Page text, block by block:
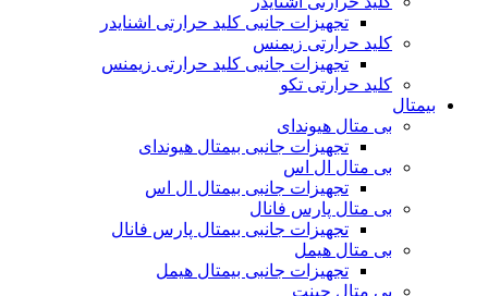
تجهیزات جانبی کلید حرارتی اشنایدر
کلید حرارتی زیمنس
تجهیزات جانبی کلید حرارتی زیمنس
کلید حرارتی تکو
بیمتال
بی متال هیوندای
تجهیزات جانبی بیمتال هیوندای
بی متال ال اس
تجهیزات جانبی بیمتال ال اس
بی متال پارس فانال
تجهیزات جانبی بیمتال پارس فانال
بی متال هیمل
تجهیزات جانبی بیمتال هیمل
بی متال چینت